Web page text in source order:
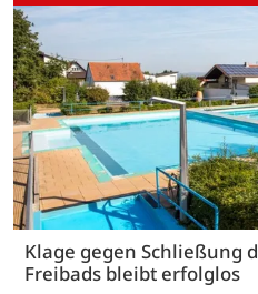
Klage gegen Schließung
Freibads bleibt erfolglos